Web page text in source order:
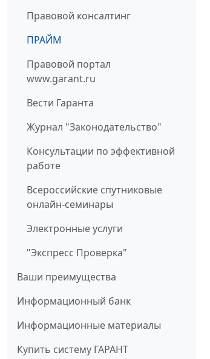
Правовой консалтинг
ПРАЙМ
Правовой портал
www.garant.ru
Вести Гаранта
Журнал "Законодательство"
Консультации по эффективной
работе
Всероссийские спутниковые
онлайн-семинары
Электронные услуги
"Экспресс Проверка"
Ваши преимущества
Информационный банк
Информационные материалы
Купить систему ГАРАНТ